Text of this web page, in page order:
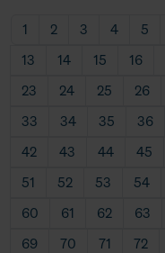
1 2 3 4 5
13
14 15 16
23
24 25 26
33
34 35 36
42
43 44 45
51
52 53 54
60
61 62 63
69
70 71 72